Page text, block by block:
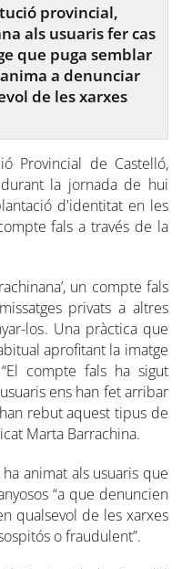
provincial,
als usuaris fer cas
que puga semblar
a denunciar
de les xarxes
Provincial de Castelló,
la jornada de hui
d'identitat en les
fals a través de la
un compte fals
privats a altres
los. Una pràctica que
aprofitant la imatge
compte fals ha sigut
ens han fet arribar
rebut aquest tipus de
Marta Barrachina.
animat als usuaris que
“a que denuncien
qualsevol de les xarxes
o fraudulent”.